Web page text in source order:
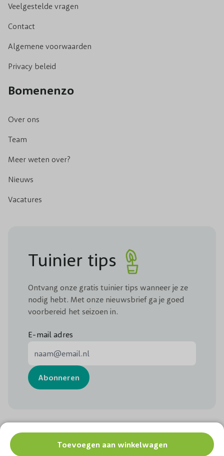
Toevoegen aan winkelwagen
Veelgestelde vragen
Contact
Algemene voorwaarden
Privacy beleid
Bomenenzo
Over ons
Team
Meer weten over?
Nieuws
Vacatures
Tuinier tips
Ontvang onze gratis tuinier tips wanneer je ze
nodig hebt. Met onze nieuwsbrief ga je goed
voorbereid het seizoen in.
E-mail adres
Abonneren
Volg ons: Chat met ons